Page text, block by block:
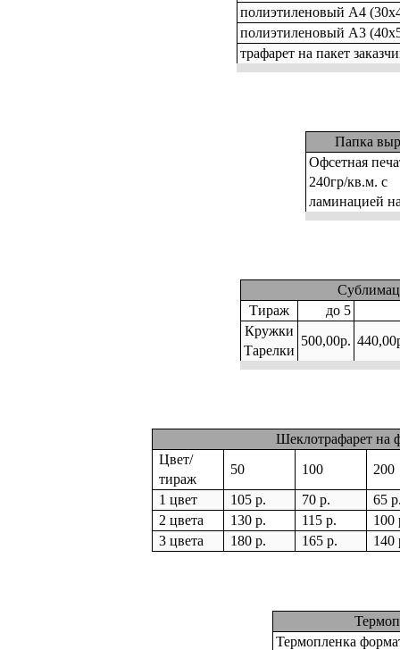
полиэтиленовый А4
полиэтиленовый А3
трафарет на пакет
Папка
Офсетная
240гр/кв.м. с
ламинацией
Тираж
до 5
Кружки
Тарелки
500,00р.
Шеклотрафарет на
Цвет/
тираж
50 100
200
1 цвет
105 р. 70 р.
65
2 цвета
130 р. 115 р.
100
3 цвета
180 р. 165 р. 140
Термопленка